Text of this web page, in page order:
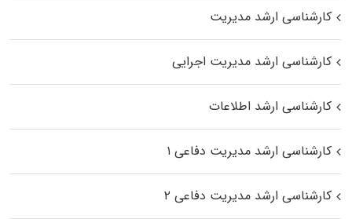
کارشناسی ارشد مدیریت
کارشناسی ارشد مدیریت اجرایی
کارشناسی ارشد اطلاعات
کارشناسی ارشد مدیریت دفاعی ۱
کارشناسی ارشد مدیریت دفاعی ۲